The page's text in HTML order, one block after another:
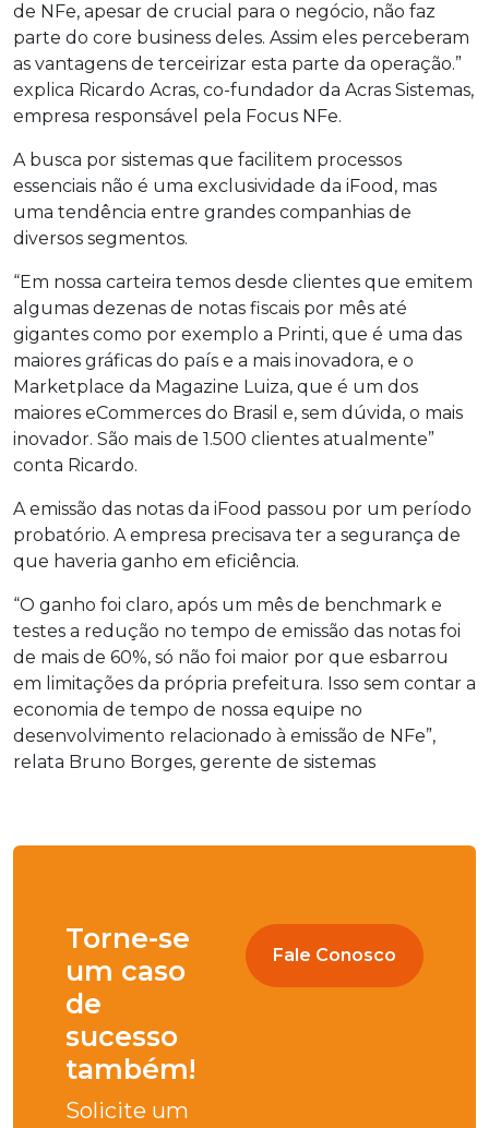
de NFe, apesar de crucial para o negócio, não faz
parte do core business deles. Assim eles perceberam
as vantagens de terceirizar esta parte da operação.”
explica Ricardo Acras, co-fundador da Acras Sistemas,
empresa responsável pela Focus NFe.
A busca por sistemas que facilitem processos
essenciais não é uma exclusividade da iFood, mas
uma tendência entre grandes companhias de
diversos segmentos.
“Em nossa carteira temos desde clientes que emitem
algumas dezenas de notas fiscais por mês até
gigantes como por exemplo a Printi, que é uma das
maiores gráficas do país e a mais inovadora, e o
Marketplace da Magazine Luiza, que é um dos
maiores eCommerces do Brasil e, sem dúvida, o mais
inovador. São mais de 1.500 clientes atualmente”
conta Ricardo.
A emissão das notas da iFood passou por um período
probatório. A empresa precisava ter a segurança de
que haveria ganho em eficiência.
“O ganho foi claro, após um mês de benchmark e
testes a redução no tempo de emissão das notas foi
de mais de 60%, só não foi maior por que esbarrou
em limitações da própria prefeitura. Isso sem contar a
economia de tempo de nossa equipe no
desenvolvimento relacionado à emissão de NFe”,
relata Bruno Borges, gerente de sistemas
Torne-se
um caso
de
sucesso
também!
Solicite um
Fale Conosco